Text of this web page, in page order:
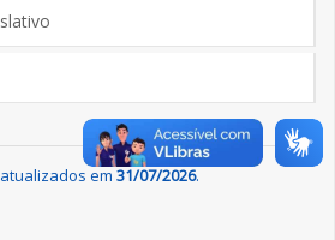
em 31/07/2026.